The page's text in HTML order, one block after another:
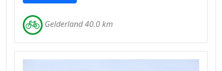
Gelderland 40.0 km